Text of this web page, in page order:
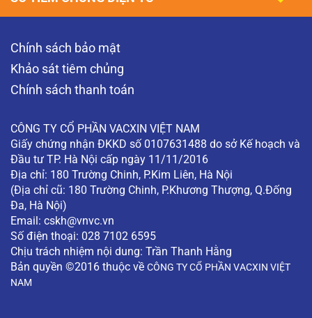
Chính sách bảo mật
Khảo sát tiêm chủng
Chính sách thanh toán
CÔNG TY CỔ PHẦN VACXIN VIỆT NAM
Giấy chứng nhận ĐKKD số 0107631488 do sở Kế hoạch và
Đầu tư TP. Hà Nội cấp ngày 11/11/2016
Địa chỉ: 180 Trường Chinh, P.Kim Liên, Hà Nội
(Địa chỉ cũ: 180 Trường Chinh, P.Khương Thượng, Q.Đống
Đa, Hà Nội)
Email: cskh@vnvc.vn
Số điện thoại: 028 7102 6595
Chịu trách nhiệm nội dung: Trần Thanh Hằng
Bản quyền ©2016 thuộc về CÔNG TY CỔ PHẦN VACXIN VIỆT
NAM